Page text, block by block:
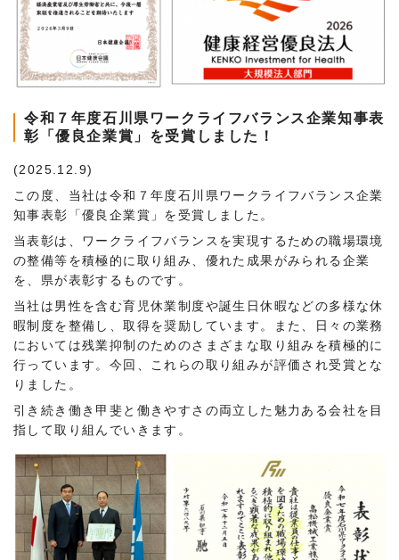
高松流技
ご利用に際して
ENGLISH
令和７年度石川県ワークライフバランス企業知事表
彰「優良企業賞」を受賞しました！
(2025.12.9)
この度、当社は令和７年度石川県ワークライフバランス企業
知事表彰「優良企業賞」を受賞しました。
当表彰は、ワークライフバランスを実現するための職場環境
の整備等を積極的に取り組み、優れた成果がみられる企業
を、県が表彰するものです。
当社は男性を含む育児休業制度や誕生日休暇などの多様な休
暇制度を整備し、取得を奨励しています。また、日々の業務
においては残業抑制のためのさまざまな取り組みを積極的に
行っています。今回、これらの取り組みが評価され受賞とな
りました。
引き続き働き甲斐と働きやすさの両立した魅力ある会社を目
指して取り組んでいきます。